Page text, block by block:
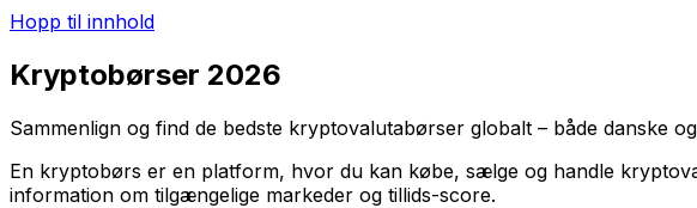
Hopp til innhold
Kryptobørser 2026
Sammenlign og find de bedste kryptovalutabørser globalt – både danske
En kryptobørs er en platform, hvor du kan købe, sælge og handle
information om tilgængelige markeder og tillids-score.